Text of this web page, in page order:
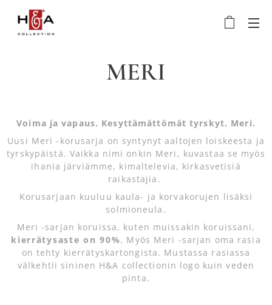
MERI
Voima ja vapaus. Kesyttämättömät tyrskyt. Meri.
Uusi Meri -korusarja on syntynyt aaltojen loiskeesta ja
tyrskypäistä. Vaikka nimi onkin Meri, kuvastaa se myös
ihania järviämme, kimaltelevia, kirkasvetisiä
raikastajia.
Korusarjaan kuuluu kaula- ja korvakorujen lisäksi
solmioneula.
Meri -sarjan koruissa, kuten muissakin koruissani,
kierrätysaste on 90%. Myös Meri -sarjan oma rasia
on tehty kierrätyskartongista. Mustassa rasiassa
välkehtii sininen H&A collectionin logo kuin veden
pinta.